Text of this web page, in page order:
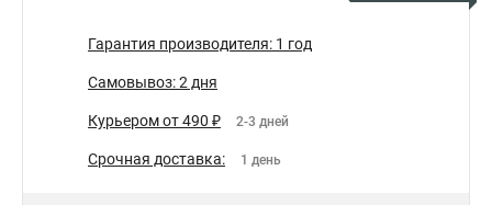
Гарантия производителя: 1 год
Самовывоз: 2 дня
Курьером от 490 ₽ 2-3 дней
Срочная доставка: 1 день